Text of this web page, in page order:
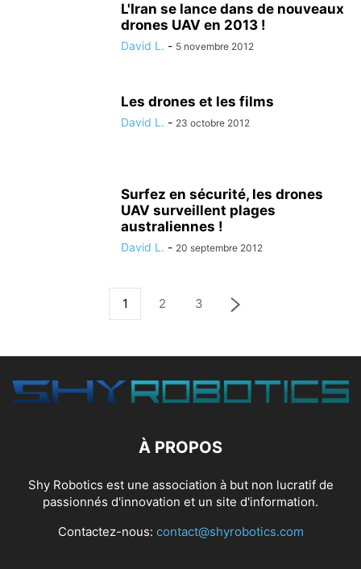
L'Iran se lance dans de nouveaux
drones UAV en 2013 !
David L. - 5 novembre 2012
Les drones et les films
David L. - 23 octobre 2012
Surfez en sécurité, les drones
UAV surveillent plages
australiennes !
David L. - 20 septembre 2012
1 2 3
À PROPOS
Shy Robotics est une association à but non lucratif de
passionnés d'innovation et un site d'information.
Contactez-nous: contact@shyrobotics.com